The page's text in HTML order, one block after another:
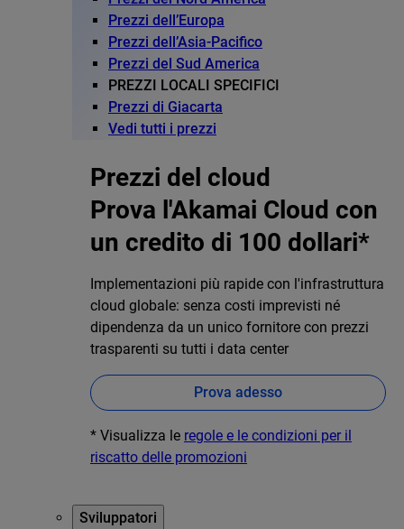
Prezzi dell’Europa
Prezzi dell’Asia-Pacifico
Prezzi del Sud America
PREZZI LOCALI SPECIFICI
Prezzi di Giacarta
Vedi tutti i prezzi
Prezzi del cloud
Prova l'Akamai Cloud con
un credito di 100 dollari*
Implementazioni più rapide con l'infrastruttura
cloud globale: senza costi imprevisti né
dipendenza da un unico fornitore con prezzi
trasparenti su tutti i data center
Prova adesso
* Visualizza le regole e le condizioni per il
riscatto delle promozioni
Sviluppatori